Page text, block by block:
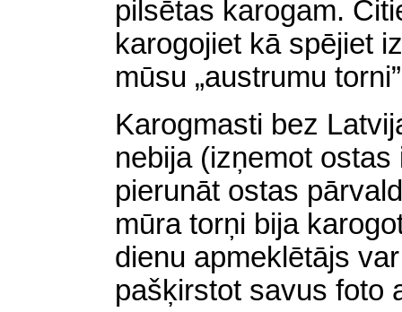
pilsētas karogam.
karogojiet kā spējiet
mūsu „austrumu
Karogmasti bez
nebija (izņemot
pierunāt ostas
mūra torņi bija
dienu apmeklētājs
pašķirstot savus foto